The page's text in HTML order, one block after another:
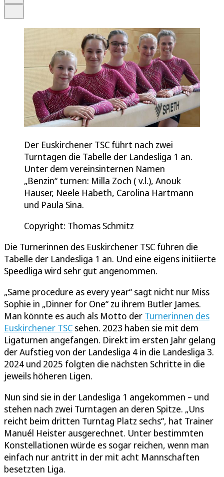
Der Euskirchener TSC führt nach zwei
Turntagen die Tabelle der Landesliga 1 an.
Unter dem vereinsinternen Namen
„Benzin“ turnen: Milla Zoch ( v.l.), Anouk
Hauser, Neele Habeth, Carolina Hartmann
und Paula Sina.
Copyright: Thomas Schmitz
Die Turnerinnen des Euskirchener TSC führen die
Tabelle der Landesliga 1 an. Und eine eigens initiierte
Speedliga wird sehr gut angenommen.
„Same procedure as every year“ sagt nicht nur Miss
Sophie in „Dinner for One“ zu ihrem Butler James.
Man könnte es auch als Motto der Turnerinnen des
Euskirchener TSC sehen. 2023 haben sie mit dem
Ligaturnen angefangen. Direkt im ersten Jahr gelang
der Aufstieg von der Landesliga 4 in die Landesliga 3.
2024 und 2025 folgten die nächsten Schritte in die
jeweils höheren Ligen.
Nun sind sie in der Landesliga 1 angekommen – und
stehen nach zwei Turntagen an deren Spitze. „Uns
reicht beim dritten Turntag Platz sechs“, hat Trainer
Manuél Heister ausgerechnet. Unter bestimmten
Konstellationen würde es sogar reichen, wenn man
einfach nur antritt in der mit acht Mannschaften
besetzten Liga.